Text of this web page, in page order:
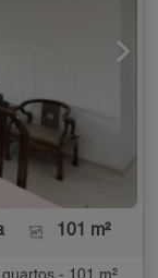
101 m²